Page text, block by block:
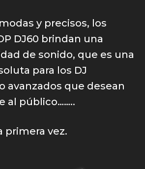
y precisos, los
DJ60 brindan una
de sonido, que es una
para los DJ
avanzados que desean
al público……..
primera vez.